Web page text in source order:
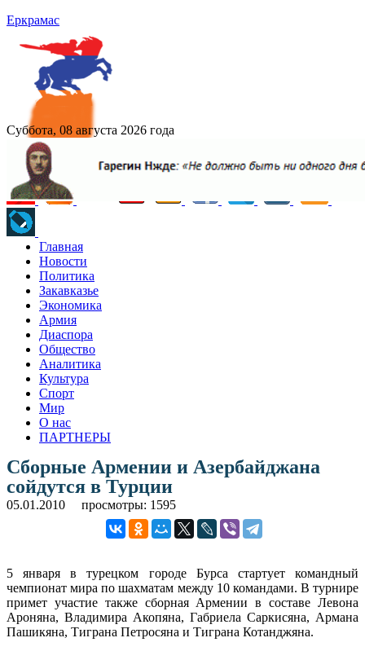
Еркрамас
Суббота, 08 августа 2026 года
Главная
Новости
Политика
Закавказье
Экономика
Армия
Диаспора
Общество
Аналитика
Культура
Спорт
Мир
О нас
ПАРТНЕРЫ
Сборные Армении и Азербайджана
сойдутся в Турции
05.01.2010 просмотры: 1595
5 января в турецком городе Бурса стартует командный
чемпионат мира по шахматам между 10 командами. В турнире
примет участие также сборная Армении в составе Левона
Ароняна, Владимира Акопяна, Габриела Саркисяна, Армана
Пашикяна, Тиграна Петросяна и Тиграна Котанджяна.